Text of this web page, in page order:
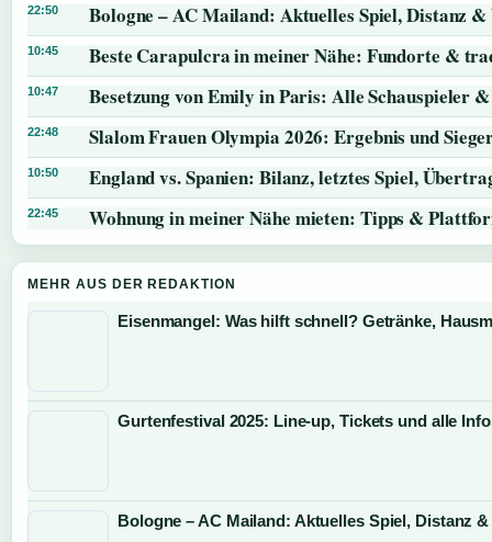
22:50 Bologne – AC Mailand: Aktuelles Spiel, Distanz &
10:45 Beste Carapulcra in meiner Nähe: Fundorte &
10:47 Besetzung von Emily in Paris: Alle Schauspieler
22:48 Slalom Frauen Olympia 2026: Ergebnis und
10:50 England vs. Spanien: Bilanz, letztes Spiel,
22:45 Wohnung in meiner Nähe mieten: Tipps &
MEHR AUS DER REDAKTION
Eisenmangel: Was hilft schnell? Getränke,
Gurtenfestival 2025: Line-up, Tickets und alle
Bologne – AC Mailand: Aktuelles Spiel, Distanz &